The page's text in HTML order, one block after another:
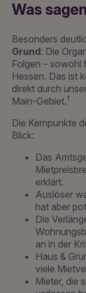
Was
Besonders
Grund: Die
Folgen – sowohl
Hessen. Das ist
direkt durch
Main-Gebiet.1
Die Kernpunkte
Blick:
Das
erklärt.
Auslöser
hat aber
Die
an in der
Haus &
viele
Mieter, die